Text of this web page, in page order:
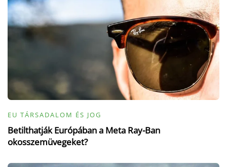
EU TÁRSADALOM ÉS JOG
Betilthatják Európában a Meta Ray-Ban
okosszemüvegeket?